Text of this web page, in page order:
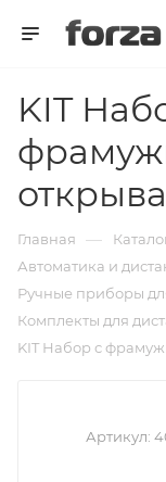
KIT
Главная —
Автоматика и
Ручные приборы
Комплекты для
KIT Набор с
Артикул: